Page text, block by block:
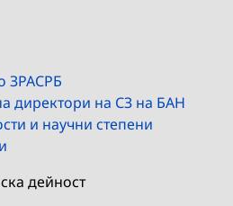
ЗРАСРБ
директори на СЗ на БАН
и научни степени
дейност